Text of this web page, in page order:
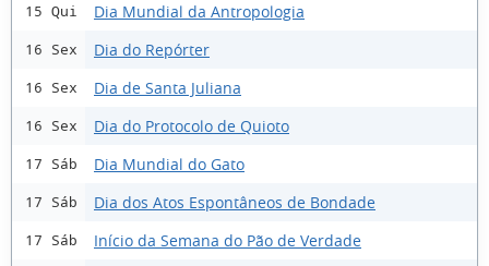
15 Qui Dia Mundial da Antropologia
16 Sex Dia do Repórter
16 Sex Dia de Santa Juliana
16 Sex Dia do Protocolo de Quioto
17 Sáb Dia Mundial do Gato
17 Sáb Dia dos Atos Espontâneos de Bondade
17 Sáb Início da Semana do Pão de Verdade